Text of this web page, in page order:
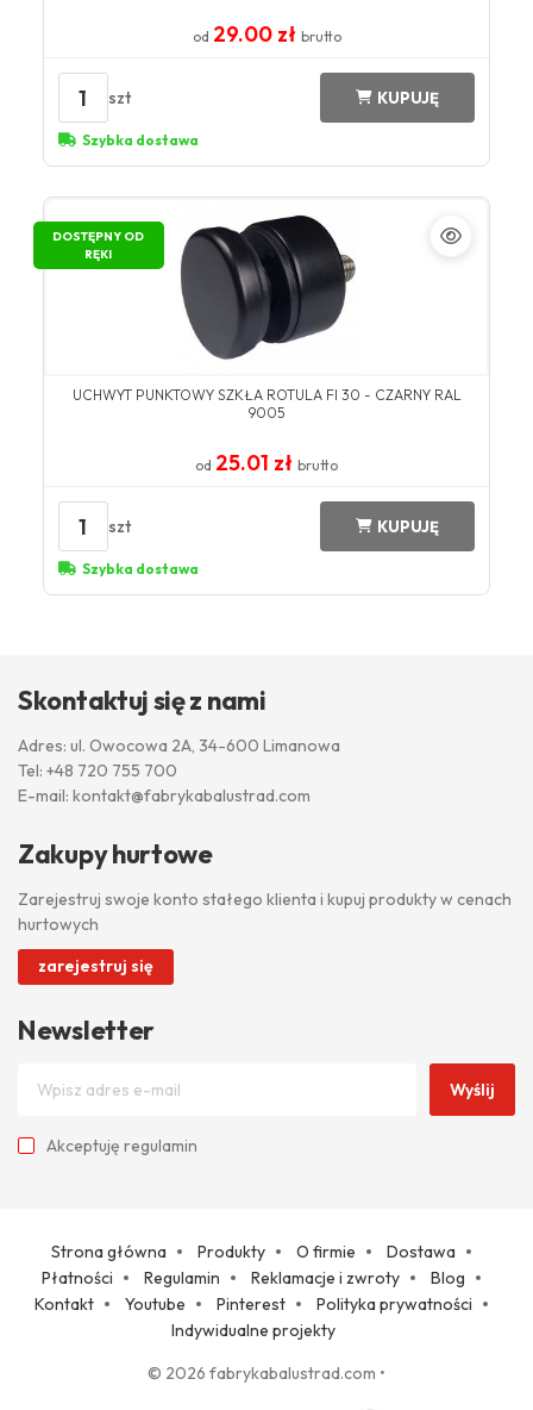
od 29.00 zł brutto
1 szt KUPUJĘ
Szybka dostawa
DOSTĘPNY OD
RĘKI
UCHWYT PUNKTOWY SZKŁA ROTULA FI 30 - CZARNY RAL
9005
od 25.01 zł brutto
1 szt KUPUJĘ
Szybka dostawa
Skontaktuj się z nami
Adres: ul. Owocowa 2A, 34-600 Limanowa
Tel: +48 720 755 700
E-mail: kontakt@fabrykabalustrad.com
Zakupy hurtowe
Zarejestruj swoje konto stałego klienta i kupuj produkty w cenach
hurtowych
zarejestruj się
Newsletter
Wyślij
Akceptuję regulamin
Strona główna Produkty O firmie
Dostawa
Płatności
Regulamin Reklamacje i zwroty
Blog
Kontakt
Youtube Pinterest
Polityka prywatności
Indywidualne projekty
© 2026 fabrykabalustrad.com •